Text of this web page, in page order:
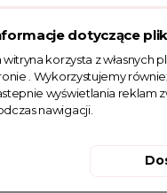
dotyczące
witryna korzysta z własnych
. Wykorzystujemy
wyświetlania reklam
nawigacji.